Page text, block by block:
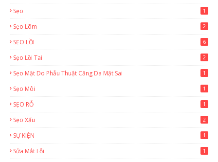
Sẹo 1
Sẹo Lõm 2
SẸO LỒI 6
Sẹo Lồi Tai 2
Sẹo Mặt Do Phẫu Thuật Căng Da Mặt Sai 1
Sẹo Môi 1
SẸO RỖ 1
Sẹo Xấu 2
SỰ KIỆN 1
Sửa Mắt Lỗi 1